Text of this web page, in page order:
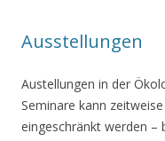
Ausstellungen
Austellungen in der
Seminare kann
eingeschränkt werden –